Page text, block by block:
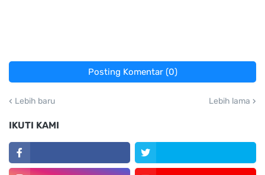
Posting Komentar (0)
Lebih baru Lebih lama
IKUTI KAMI